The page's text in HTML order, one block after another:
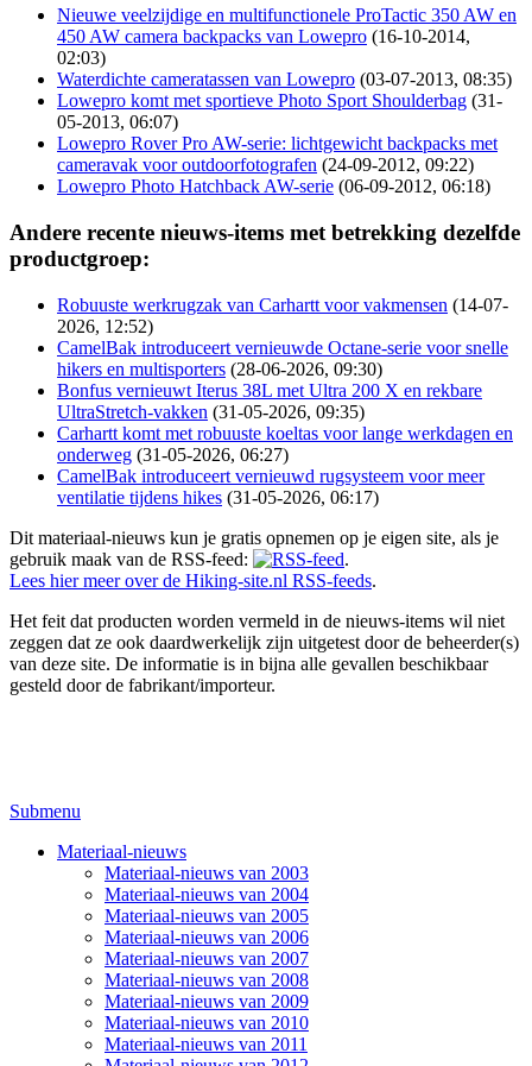
Nieuwe veelzijdige en multifunctionele ProTactic 350 AW en
450 AW camera backpacks van Lowepro (16-10-2014,
02:03)
Waterdichte cameratassen van Lowepro (03-07-2013, 08:35)
Lowepro komt met sportieve Photo Sport Shoulderbag (31-
05-2013, 06:07)
Lowepro Rover Pro AW-serie: lichtgewicht backpacks met
cameravak voor outdoorfotografen (24-09-2012, 09:22)
Lowepro Photo Hatchback AW-serie (06-09-2012, 06:18)
Andere recente nieuws-items met betrekking dezelfde
productgroep:
Robuuste werkrugzak van Carhartt voor vakmensen (14-07-
2026, 12:52)
CamelBak introduceert vernieuwde Octane-serie voor snelle
hikers en multisporters (28-06-2026, 09:30)
Bonfus vernieuwt Iterus 38L met Ultra 200 X en rekbare
UltraStretch-vakken (31-05-2026, 09:35)
Carhartt komt met robuuste koeltas voor lange werkdagen en
onderweg (31-05-2026, 06:27)
CamelBak introduceert vernieuwd rugsysteem voor meer
ventilatie tijdens hikes (31-05-2026, 06:17)
Dit materiaal-nieuws kun je gratis opnemen op je eigen site, als je
gebruik maak van de RSS-feed:
.
Lees hier meer over de Hiking-site.nl RSS-feeds.
Het feit dat producten worden vermeld in de nieuws-items wil niet
zeggen dat ze ook daardwerkelijk zijn uitgetest door de beheerder(s)
van deze site. De informatie is in bijna alle gevallen beschikbaar
gesteld door de fabrikant/importeur.
Submenu
Materiaal-nieuws
Materiaal-nieuws van 2003
Materiaal-nieuws van 2004
Materiaal-nieuws van 2005
Materiaal-nieuws van 2006
Materiaal-nieuws van 2007
Materiaal-nieuws van 2008
Materiaal-nieuws van 2009
Materiaal-nieuws van 2010
Materiaal-nieuws van 2011